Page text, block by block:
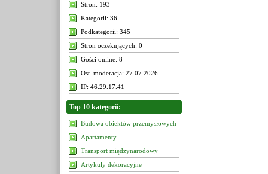
Stron: 193
Kategorii: 36
Podkategorii: 345
Stron oczekujących: 0
Gości online: 8
Ost. moderacja: 27 07 2026
IP: 46.29.17.41
Top 10 kategorii:
Budowa obiektów przemysłowych
Apartamenty
Transport międzynarodowy
Artykuły dekoracyjne